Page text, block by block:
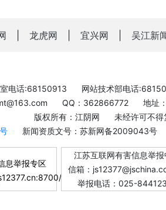
龙虎网 宜兴网 吴江新
电话:68150913 网站技术部电话
QQ：362866772 地址
版权所有：江阴网
未经许可不
新闻资质文号：苏新网备2009043号
息举报专区
江苏互联网有害信息举
信箱：
举报电话：025-